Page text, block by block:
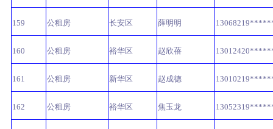
159 公租房 长安区 薛明明
160 公租房 裕华区 赵欣蓓
161 公租房 新华区 赵成德
162 公租房 裕华区 焦玉龙